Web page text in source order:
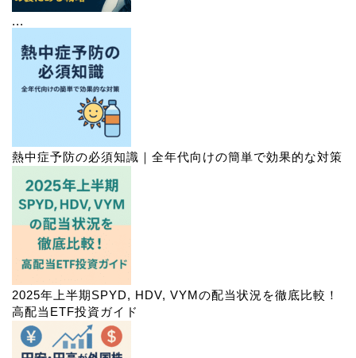
...
熱中症予防の必須知識｜全年代向けの簡単で効果的な対策
2025年上半期SPYD, HDV, VYMの配当状況を徹底比較！
高配当ETF投資ガイド